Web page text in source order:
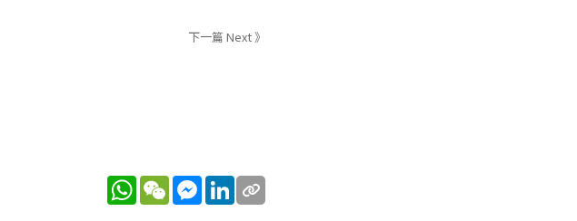
下一篇 Next 》
WhatsApp
WeChatMessenger
LinkedIn